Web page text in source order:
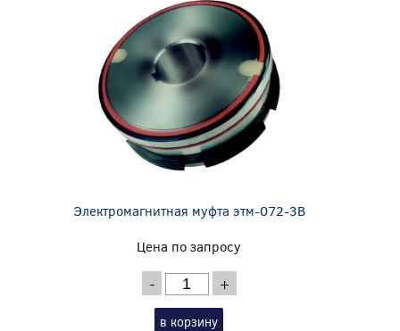
Электромагнитная муфта этм-072-3В
Цена по запросу
- +
в корзину